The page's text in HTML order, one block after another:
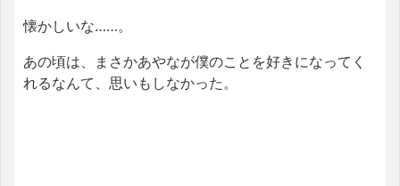
懐かしいな……。
あの頃は、まさかあやなが僕のことを好きになってく
れるなんて、思いもしなかった。